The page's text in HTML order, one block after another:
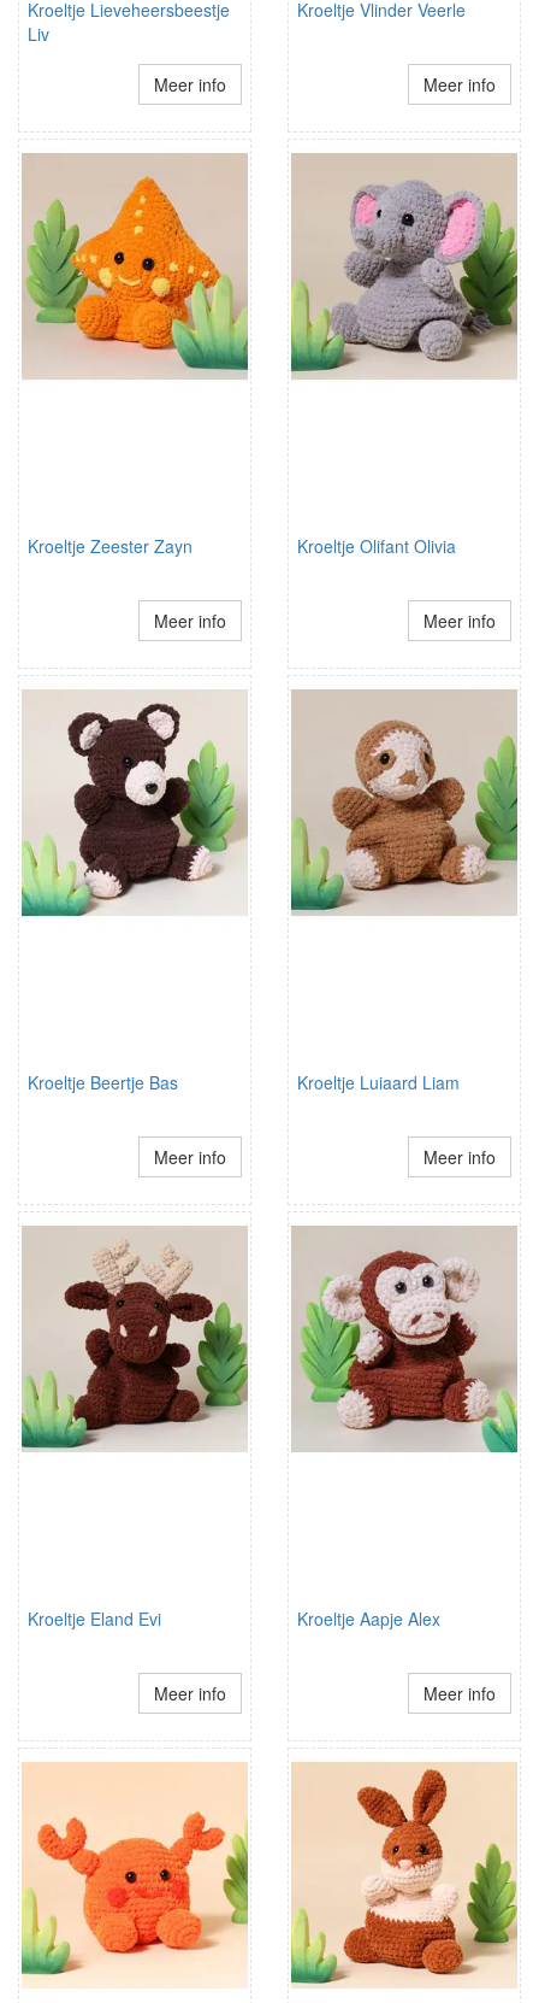
Kroeltje Lieveheersbeestje
Liv
Meer info
Kroeltje Vlinder Veerle
Meer info
Kroeltje Zeester Zayn
Meer info
Kroeltje Olifant Olivia
Meer info
Kroeltje Beertje Bas
Meer info
Kroeltje Luiaard Liam
Meer info
Kroeltje Eland Evi
Meer info
Kroeltje Aapje Alex
Meer info